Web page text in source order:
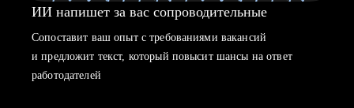
ИИ напишет за вас сопроводительные
Сопоставит ваш опыт с требованиями вакансий
и предложит текст, который повысит шансы на ответ
работодателей